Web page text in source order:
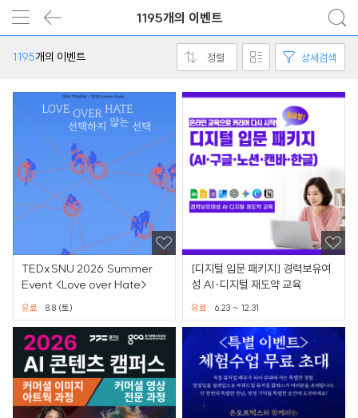
1195개의 이벤트
1195개의 이벤트 정렬 상세검색
TEDxSNU 2026 Summer
Event <Love over Hate>
8.8 (토)
유료
[디지털 입문 패키지] 경력보유여
성 AI·디지털 재도약 교육
6.23 ~ 12.31
유료